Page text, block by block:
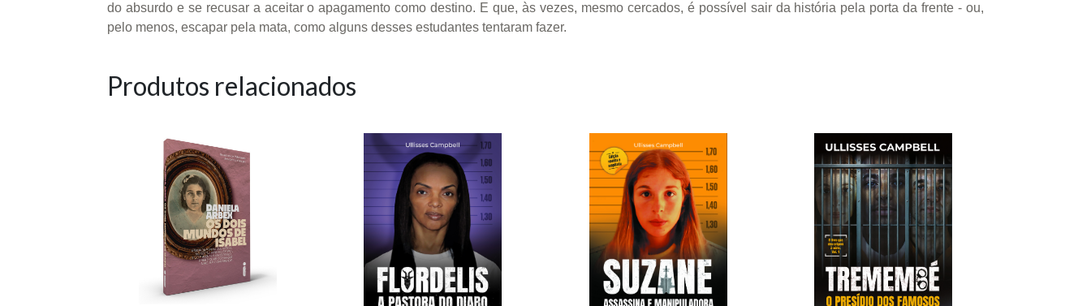
do absurdo e se recusar a aceitar o apagamento como destino. E que, às vezes, mesmo cercados, é possível sair da história pela porta da frente - ou,
pelo menos, escapar pela mata, como alguns desses estudantes tentaram fazer.
Produtos relacionados